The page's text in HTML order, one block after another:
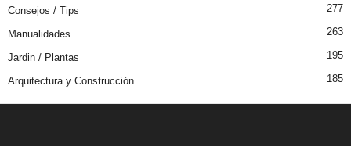
Consejos / Tips 277
Manualidades 263
Jardin / Plantas 195
Arquitectura y Construcción 185